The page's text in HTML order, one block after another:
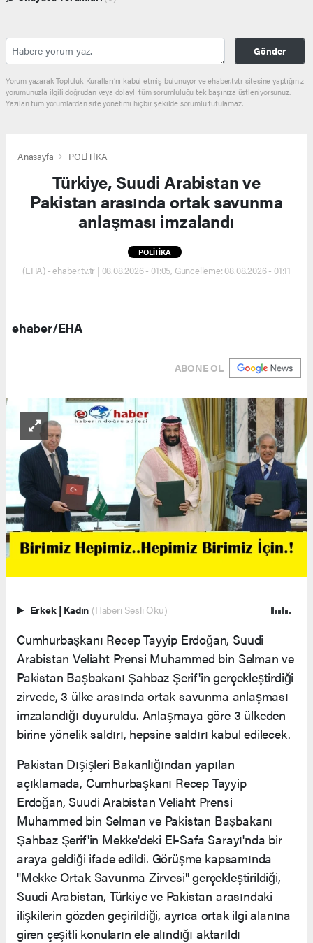
Gönder
Yorum yazarak Topluluk Kuralları’nı kabul etmiş bulunuyor ve ehaber.tv.tr sitesine yaptığınız
yorumunuzla ilgili doğrudan veya dolaylı tüm sorumluluğu tek başınıza üstleniyorsunuz.
Yazılan tüm yorumlardan site yönetimi hiçbir şekilde sorumlu tutulamaz.
Anasayfa POLİTİKA
Türkiye, Suudi Arabistan ve
Pakistan arasında ortak savunma
anlaşması imzalandı
POLİTİKA
(EHA) - ehaber.tv.tr | 08.08.2026 - 01:05, Güncelleme: 08.08.2026 - 01:11
ehaber/EHA
ABONE OL
Erkek | Kadın (Haberi Sesli Oku)
Cumhurbaşkanı Recep Tayyip Erdoğan, Suudi
Arabistan Veliaht Prensi Muhammed bin Selman ve
Pakistan Başbakanı Şahbaz Şerif'in gerçekleştirdiği
zirvede, 3 ülke arasında ortak savunma anlaşması
imzalandığı duyuruldu. Anlaşmaya göre 3 ülkeden
birine yönelik saldırı, hepsine saldırı kabul edilecek.
Pakistan Dışişleri Bakanlığından yapılan
açıklamada, Cumhurbaşkanı Recep Tayyip
Erdoğan, Suudi Arabistan Veliaht Prensi
Muhammed bin Selman ve Pakistan Başbakanı
Şahbaz Şerif'in Mekke'deki El-Safa Sarayı'nda bir
araya geldiği ifade edildi. Görüşme kapsamında
"Mekke Ortak Savunma Zirvesi" gerçekleştirildiği,
Suudi Arabistan, Türkiye ve Pakistan arasındaki
ilişkilerin gözden geçirildiği, ayrıca ortak ilgi alanına
giren çeşitli konuların ele alındığı aktarıldı